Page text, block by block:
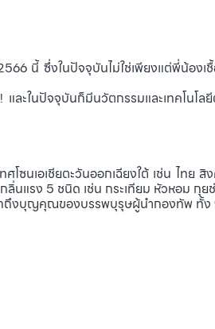
นี้ ซึ่งในปัจจุบันไม่ใช่เพียงแต่พี่น้องเ
นปัจจุบันก็มีนวัตกรรมและเทคโนโลยีตั
เอเชียตะวันออกเฉียงใต้ เช่น ไทย สิ
แรง 5 ชนิด เช่น กระเทียม หัวหอม กุย
ถึงบุญคุณของบรรพบุรุษผู้นำกองทัพ ทั้